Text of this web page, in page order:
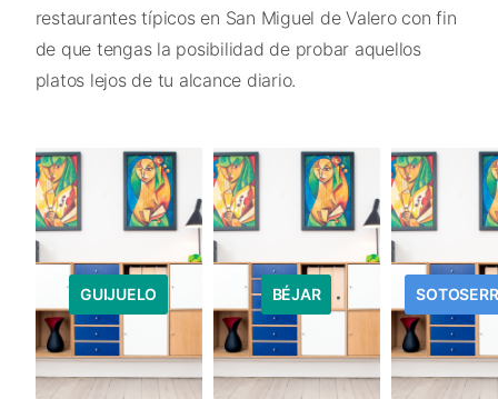
restaurantes típicos en San Miguel de Valero con fin
de que tengas la posibilidad de probar aquellos
platos lejos de tu alcance diario.
GUIJUELO BÉJAR